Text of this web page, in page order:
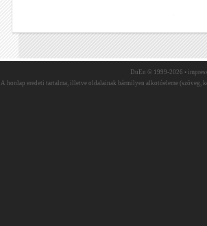
DuEn © 1999-2026 •
A honlap eredeti tartalma, illetve oldalainak bármilyen alkotóeleme (szöveg,